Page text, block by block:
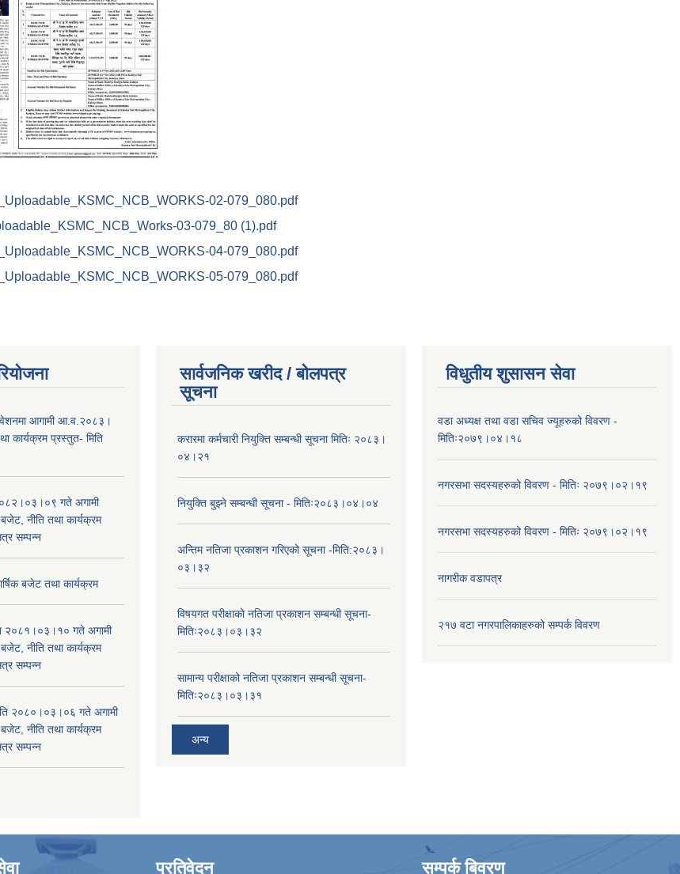
02-079_080.pdf
03-079_80 (1).pdf
04-079_080.pdf
05-079_080.pdf
आगामी आ.व.२०८३।
कार्यक्रम प्रस्तुत- मिति
गते अगामी
नीति तथा कार्यक्रम
सम्पन्न
बजेट तथा कार्यक्रम
२०८१।०३।१० गते अगामी
नीति तथा कार्यक्रम
सम्पन्न
२०८०।०३।०६ गते अगामी
नीति तथा कार्यक्रम
सम्पन्न
सार्वजनिक खरीद / बोलपत्र
सूचना
करारमा कर्मचारी नियुक्ति सम्बन्धी सूचना मितिः २०८३।
०४।२१
नियुक्ति बुझ्ने सम्बन्धी सूचना - मितिः२०८३।०४।०४
अन्तिम नतिजा प्रकाशन गरिएको सूचना -मिति:२०८३।
०३।३२
विषयगत परीक्षाको नतिजा प्रकाशन सम्बन्धी सूचना-
मितिः२०८३।०३।३२
सामान्य परीक्षाको नतिजा प्रकाशन सम्बन्धी सूचना-
मितिः२०८३।०३।३१
अन्य
विधुतीय शुसासन सेवा
वडा अध्यक्ष तथा वडा सचिव ज्यूहरुको विवरण -
मितिः२०७९।०४।१८
नगरसभा सदस्यहरुको विवरण - मितिः २०७९।०२।१९
नगरसभा सदस्यहरुको विवरण - मितिः २०७९।०२।१९
नागरीक वडापत्र
२१७ वटा नगरपालिकाहरुको सम्पर्क विवरण
प्रतिवेदन सम्पर्क बिवरण